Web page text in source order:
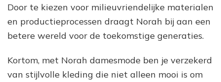
Door te kiezen voor milieuvriendelijke materialen
en productieprocessen draagt Norah bij aan een
betere wereld voor de toekomstige generaties.
Kortom, met Norah damesmode ben je verzekerd
van stijlvolle kleding die niet alleen mooi is om